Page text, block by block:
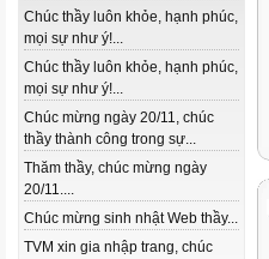
Chúc thầy luôn khỏe, hạnh phúc,
mọi sự như ý!...
Chúc thầy luôn khỏe, hạnh phúc,
mọi sự như ý!...
Chúc mừng ngày 20/11, chúc
thầy thành công trong sự...
Thăm thầy, chúc mừng ngày
20/11....
Chúc mừng sinh nhật Web thầy...
TVM xin gia nhập trang, chúc